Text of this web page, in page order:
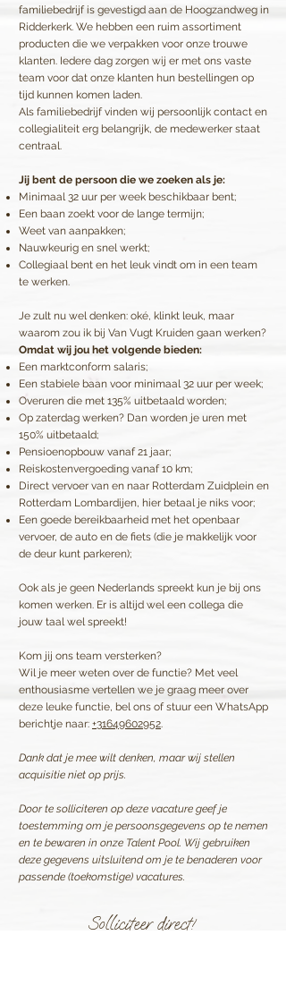
familiebedrijf is gevestigd aan de Hoogzandweg in
Ridderkerk. We hebben een ruim assortiment
producten die we verpakken voor onze trouwe
klanten. Iedere dag zorgen wij er met ons vaste
team voor dat onze klanten hun bestellingen op
tijd kunnen komen laden.
Als familiebedrijf vinden wij persoonlijk contact en
collegialiteit erg belangrijk, de medewerker staat
centraal.
Jij bent de persoon die we zoeken als je:
Minimaal 32 uur per week beschikbaar bent;
Een baan zoekt voor de lange termijn;
Weet van aanpakken;
Nauwkeurig en snel werkt;
Collegiaal bent en het leuk vindt om in een team
te werken.
Je zult nu wel denken: oké, klinkt leuk, maar
waarom zou ik bij Van Vugt Kruiden gaan werken?
Omdat wij jou het volgende bieden:
Een marktconform salaris;
Een stabiele baan voor minimaal 32 uur per week;
Overuren die met 135% uitbetaald worden;
Op zaterdag werken? Dan worden je uren met
150% uitbetaald;
Pensioenopbouw vanaf 21 jaar;
Reiskostenvergoeding vanaf 10 km;
Direct vervoer van en naar Rotterdam Zuidplein en
Rotterdam Lombardijen, hier betaal je niks voor;
Een goede bereikbaarheid met het openbaar
vervoer, de auto en de fiets (die je makkelijk voor
de deur kunt parkeren);
Ook als je geen Nederlands spreekt kun je bij ons
komen werken. Er is altijd wel een collega die
jouw taal wel spreekt!
Kom jij ons team versterken?
Wil je meer weten over de functie? Met veel
enthousiasme vertellen we je graag meer over
deze leuke functie, bel ons of stuur een WhatsApp
berichtje naar: +31649602952.
Dank dat je mee wilt denken, maar wij stellen
acquisitie niet op prijs.
Door te solliciteren op deze vacature geef je
toestemming om je persoonsgegevens op te nemen
en te bewaren in onze Talent Pool. Wij gebruiken
deze gegevens uitsluitend om je te benaderen voor
passende (toekomstige) vacatures.
Solliciteer direct!